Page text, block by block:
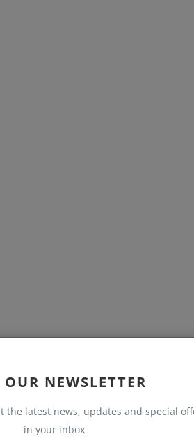
NEWSLETTER
the latest news, updates and special
in your inbox